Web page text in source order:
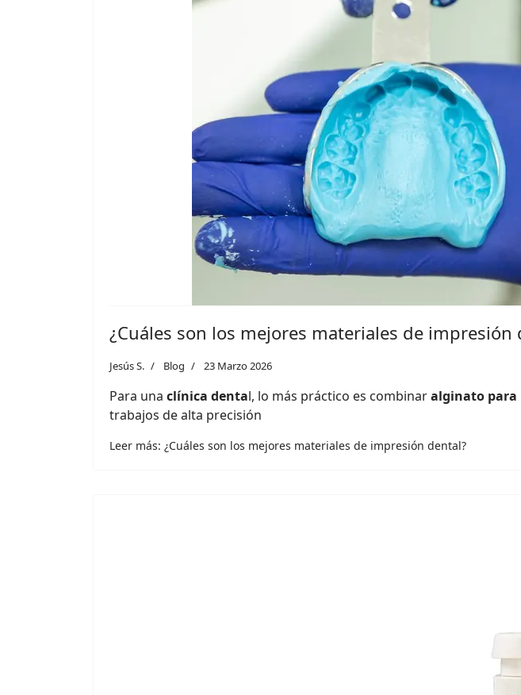
¿Cuáles son los mejores materiales de impresión
Jesús S. Blog 23 Marzo 2026
Para una clínica dental, lo más práctico es combinaralginato para
trabajos de alta precisión
Leer más: ¿Cuáles son los mejores materiales de impresión dental?